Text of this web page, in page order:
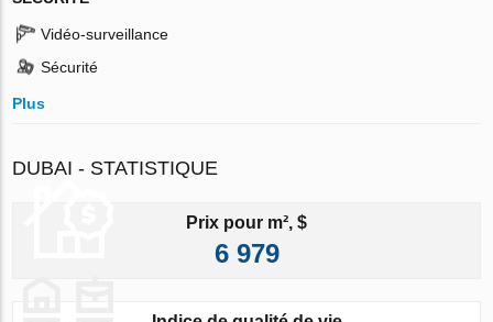
Vidéo-surveillance
Sécurité
Plus
DUBAI - STATISTIQUE
Prix pour m², $
6 979